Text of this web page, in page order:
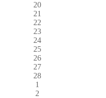
20
21
22
23
24
25
26
27
28
1
2